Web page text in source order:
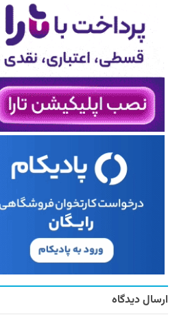
ارسال دیدگاه